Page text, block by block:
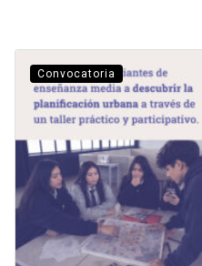
Convocatoria